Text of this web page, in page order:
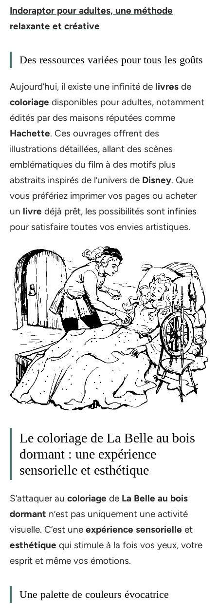
Indoraptor pour adultes, une méthode
relaxante et créative
Des ressources variées pour tous les goûts
Aujourd’hui, il existe une infinité de livres de
coloriage disponibles pour adultes, notamment
édités par des maisons réputées comme
Hachette. Ces ouvrages offrent des
illustrations détaillées, allant des scènes
emblématiques du film à des motifs plus
abstraits inspirés de l’univers de Disney. Que
vous préfériez imprimer vos pages ou acheter
un livre déjà prêt, les possibilités sont infinies
pour satisfaire toutes vos envies artistiques.
Le coloriage de La Belle au bois
dormant : une expérience
sensorielle et esthétique
S’attaquer au coloriage de La Belle au bois
dormant n’est pas uniquement une activité
visuelle. C’est une expérience sensorielle et
esthétique qui stimule à la fois vos yeux, votre
esprit et même vos émotions.
Une palette de couleurs évocatrice